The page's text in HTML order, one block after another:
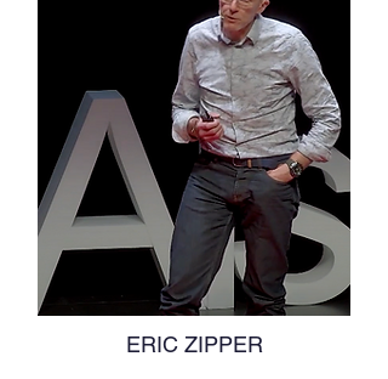
ERIC ZIPPER